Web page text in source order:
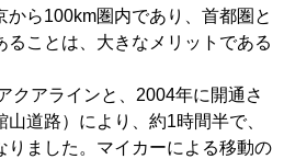
から100km圏内であり、首都圏と
ことは、大きなメリットである
クアラインと、2004年に開通さ
道路）により、約1時間半で、
りました。マイカーによる移動の